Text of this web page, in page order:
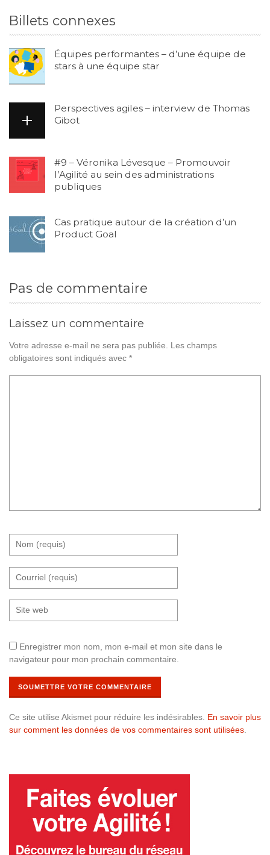
Billets connexes
Équipes performantes – d’une équipe de
stars à une équipe star
Perspectives agiles – interview de Thomas
Gibot
#9 – Véronika Lévesque – Promouvoir
l’Agilité au sein des administrations
publiques
Cas pratique autour de la création d’un
Product Goal
Pas de commentaire
Laissez un commentaire
Votre adresse e-mail ne sera pas publiée.
Les champs
obligatoires sont indiqués avec *
Enregistrer mon nom, mon e-mail et mon site dans le
navigateur pour mon prochain commentaire.
Ce site utilise Akismet pour réduire les indésirables. En savoir plus
sur comment les données de vos commentaires sont utilisées.